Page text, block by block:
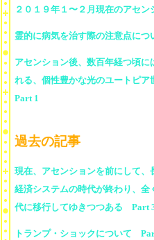
２０１９年１〜２月現在のアセ
霊的に病気を治す際の注意点に
アセンション後、数百年経つ頃
れる、個性豊かな光のユートピ
Part 1
過去の記事
現在、アセンションを前にして
経済システムの時代が終わり、
代に移行してゆきつつある Part
トランプ・ショックについて